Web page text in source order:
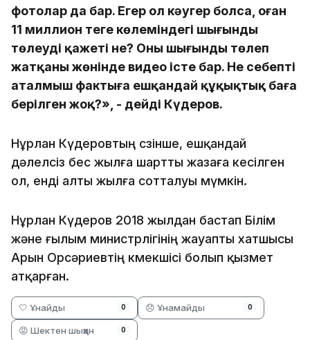
фотолар да бар. Егер ол кәугер болса, оған
11 миллион теңге көлеміндегі шығынды
төлеудің қажеті не? Оның шығынды төлеп
жатқаны жөнінде видео істе бар. Не себепті
аталмыш фактыға ешқандай құқықтық баға
берілген жоқ?», - дейді Күдеров.
Нұрлан Күдеровтың сөзінше, ешқандай
дәлелсіз бес жылға шартты жазаға кесілген
ол, енді алты жылға сотталуы мүмкін.
Нұрлан Күдеров 2018 жылдан бастап Білім
және ғылым министрлігінің жауапты хатшысы
Арын Орсәриевтің көмекшісі болып қызмет
атқарған.
🤍 Ұнайды 0 😞 Ұнамайды 0
😡 Шектен шыққан 0